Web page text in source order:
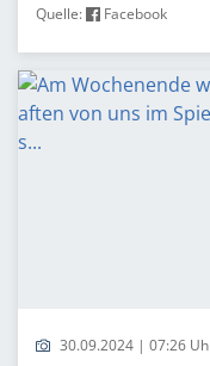
Quelle: Facebook
30.09.2024 | 07:26